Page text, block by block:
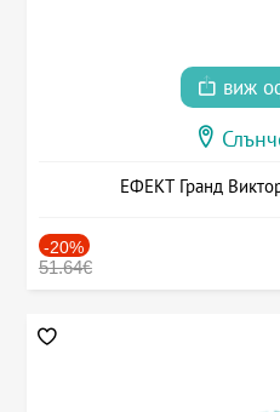
виж
ЕФЕКТ Гранд
-20%
51.64€